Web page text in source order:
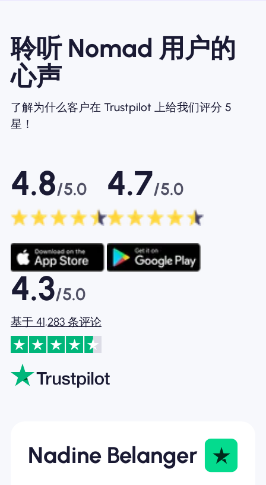
聆听 Nomad 用户的
心声
了解为什么客户在 Trustpilot 上给我们评分 5
星！
4.8/5.0 4.7/5.0
4.3/5.0
基于 41,283 条评论
Nadine Belanger